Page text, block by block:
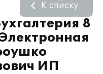
8
ИП
К списку